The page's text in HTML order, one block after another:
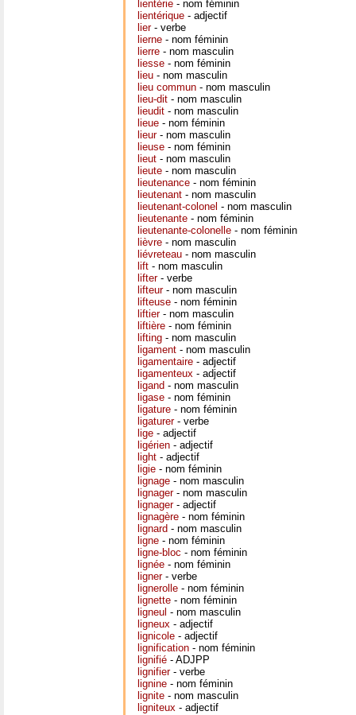
lientérie - nom féminin
lientérique - adjectif
lier- verbe
lierne - nom féminin
lierre - nom masculin
liesse - nom féminin
lieu - nom masculin
lieu commun - nom masculin
lieu-dit - nom masculin
lieudit - nom masculin
lieue - nom féminin
lieur- nom masculin
lieuse - nom féminin
lieut - nom masculin
lieute - nom masculin
lieutenance - nom féminin
lieutenant - nom masculin
lieutenant-colonel - nom masculin
lieutenante - nom féminin
lieutenante-colonelle - nom féminin
lièvre - nom masculin
liévreteau - nom masculin
lift - nom masculin
lifter- verbe
lifteur- nom masculin
lifteuse - nom féminin
liftier- nom masculin
liftière - nom féminin
lifting - nom masculin
ligament - nom masculin
ligamentaire - adjectif
ligamenteux - adjectif
ligand - nom masculin
ligase - nom féminin
ligature - nom féminin
ligaturer- verbe
lige - adjectif
ligérien - adjectif
light - adjectif
ligie - nom féminin
lignage - nom masculin
lignager- nom masculin
lignager- adjectif
lignagère - nom féminin
lignard - nom masculin
ligne - nom féminin
ligne-bloc - nom féminin
lignée - nom féminin
ligner- verbe
lignerolle - nom féminin
lignette - nom féminin
ligneul - nom masculin
ligneux - adjectif
lignicole - adjectif
lignification - nom féminin
lignifié - ADJPP
lignifier- verbe
lignine - nom féminin
lignite - nom masculin
ligniteux - adjectif